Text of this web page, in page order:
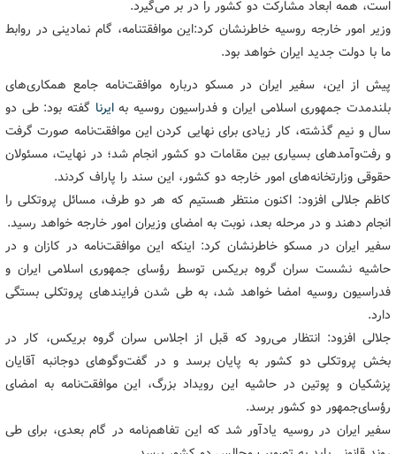
است، همه ابعاد مشارکت دو کشور را در بر می‌گیرد.
وزیر امور خارجه روسیه خاطرنشان کرد:‌این موافقتنامه، گام نمادینی در روابط
ما با دولت جدید ایران خواهد بود.
پیش از این، سفیر ایران در مسکو درباره موافقت‌نامه جامع همکاری‌های
بلندمدت جمهوری اسلامی ایران و فدراسیون روسیه بهایرنا گفته بود:‌ طی دو
سال و نیم گذشته، کار زیادی برای نهایی کردن این موافقت‌نامه صورت گرفت
و رفت‌وآمدهای بسیاری بین مقامات دو کشور انجام شد؛ در نهایت، مسئولان
حقوقی وزارتخانه‌های امور خارجه دو کشور، این سند را پاراف کردند.
کاظم جلالی افزود: ‌اکنون منتظر هستیم که هر دو طرف، مسائل پروتکلی را
انجام دهند و در مرحله بعد، نوبت به امضای وزیران امور خارجه خواهد رسید.
سفیر ایران در مسکو خاطرنشان کرد: اینکه این موافقت‌نامه در کازان و در
حاشیه نشست سران گروه بریکس توسط رؤسای جمهوری اسلامی ایران و
فدراسیون روسیه امضا خواهد شد،‌ به طی شدن فرایندهای پروتکلی بستگی
دارد.
جلالی افزود:‌ انتظار می‌رود که قبل از اجلاس سران گروه بریکس،‌ کار در
بخش پروتکلی دو کشور به پایان برسد و در گفت‌وگوهای دوجانبه آقایان
پزشکیان و پوتین در حاشیه این رویداد بزرگ،‌ این موافقت‌نامه به امضای
رؤسای‌جمهور دو کشور برسد.
سفیر ایران در روسیه یادآور شد که این تفاهم‌نامه در گام بعدی، برای طی